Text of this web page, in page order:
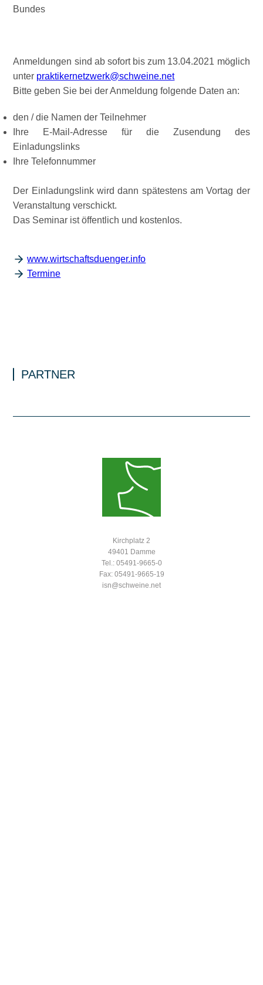
Bundes
Anmeldungen sind ab sofort bis zum 13.04.2021 möglich
unter praktikernetzwerk@schweine.net
Bitte geben Sie bei der Anmeldung folgende Daten an:
den / die Namen der Teilnehmer
Ihre E-Mail-Adresse für die Zusendung des
Einladungslinks
Ihre Telefonnummer
Der Einladungslink wird dann spätestens am Vortag der
Veranstaltung verschickt.
Das Seminar ist öffentlich und kostenlos.
www.wirtschaftsduenger.info
Termine
PARTNER
Kirchplatz 2
49401 Damme
Tel.: 05491-9665-0
Fax: 05491-9665-19
isn@schweine.net